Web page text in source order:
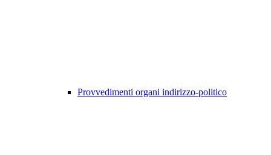
Provvedimenti organi indirizzo-politico